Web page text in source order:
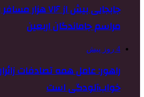
جابجایی بیش از
مراسم جاماندگان اربعین
4 روز پیش
راهور: عامل همه تصادفات
خواب‌آلودگی است